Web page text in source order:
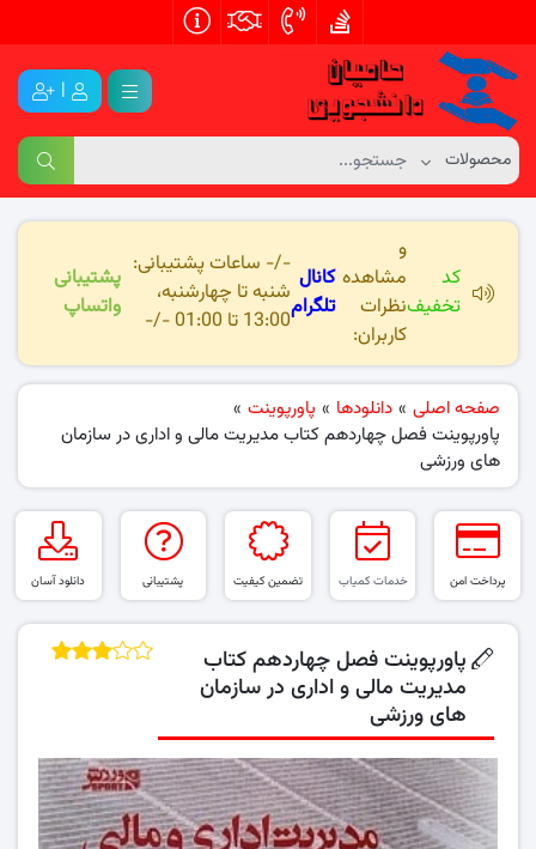
|
کد
تخفیف
و
مشاهده
نظرات
کاربران:
کانال
تلگرام
-/- ساعات پشتیبانی:
شنبه تا چهارشنبه،
13:00 تا 01:00 -/-
پشتیبانی
واتساپ
صفحه اصلی » دانلودها » پاورپوینت »
پاورپوینت فصل چهاردهم کتاب مدیریت مالی و اداری در سازمان
های ورزشی
پرداخت امن خدمات کمیاب تضمین کیفیت پشتیبانی دانلود آسان
پاورپوینت فصل چهاردهم کتاب
مدیریت مالی و اداری در سازمان
های ورزشی